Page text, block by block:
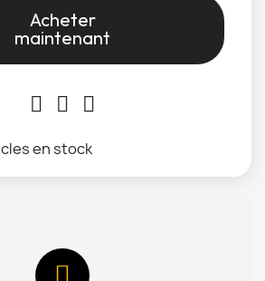
Acheter
maintenant
en stock